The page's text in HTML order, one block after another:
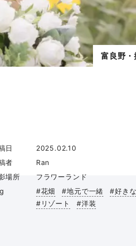
富良野・
日
2025.02.10
者
Ran
場所
フラワーランド
#花畑 #地元で一緒
#好き
#リゾート
#洋装